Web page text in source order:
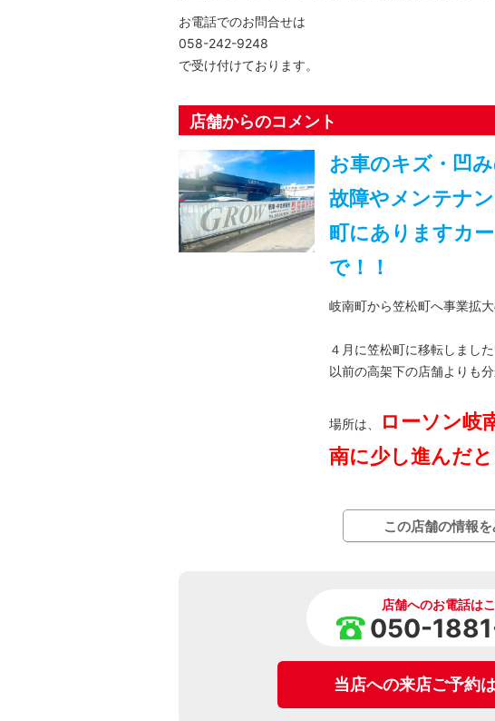
お電話でのお問合せは
058-242-9248
で受け付けております。
店舗からのコメント
お車のキズ・凹
故障やメンテナ
町にありますカ
で！！
岐南町から笠松町へ事業拡
４月に笠松町に移転しました
以前の高架下の店舗よりも
場所は、
ローソン岐
南に少し進んだ
この店舗の情報
店舗へのお電話は
050-
当店への来店ご予約